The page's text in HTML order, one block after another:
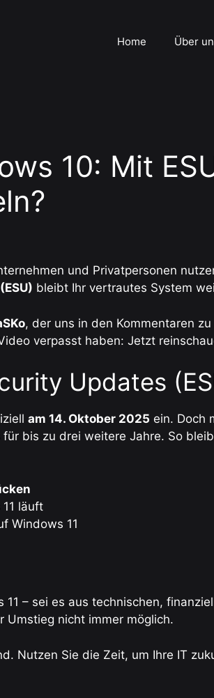
Home Über
10: Mit
und Privatpersonen
bleibt Ihr vertrautes System
, der uns in den Kommentaren
verpasst haben: Jetzt
Updates
am 14. Oktober 2025 ein. Doch
bis zu drei weitere Jahre. So
läuft
Windows 11
– sei es aus technischen,
Umstieg nicht immer möglich.
Nutzen Sie die Zeit, um Ihre IT